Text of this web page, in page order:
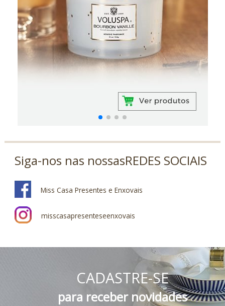
Siga-nos nas nossasREDES SOCIAIS
Miss Casa Presentes e Enxovais
misscasapresenteseenxovais
CADASTRE-SE
para receber novidades